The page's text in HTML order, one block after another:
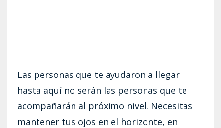
Las personas que te ayudaron a llegar
hasta aquí no serán las personas que te
acompañarán al próximo nivel. Necesitas
mantener tus ojos en el horizonte, en